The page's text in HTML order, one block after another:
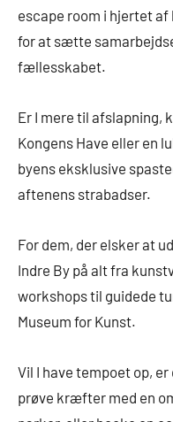
escape room i hjertet
for at sætte
fællesskabet.
Er I mere til afslapning,
Kongens Have eller en
byens eksklusive
aftenens strabadser.
For dem, der elsker at
Indre By på alt fra
workshops til guidede
Museum for Kunst.
Vil I have tempoet op,
prøve kræfter med en